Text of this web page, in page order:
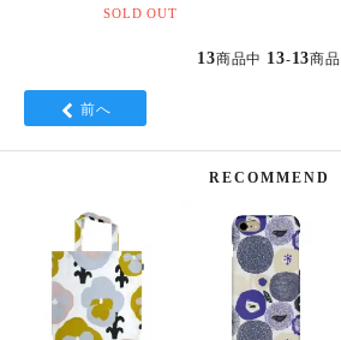
SOLD OUT
13商品中 13-13商品
前へ
RECOMMEND